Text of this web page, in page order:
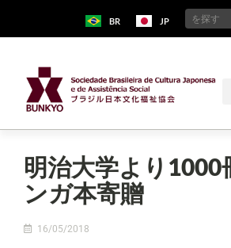
BR JP
明治大学より1000
ンガ本寄贈
16/05/2018